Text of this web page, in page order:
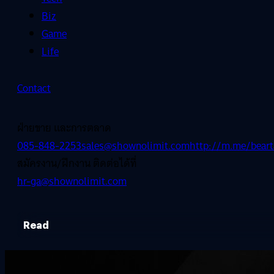
Biz
Game
Life
Contact
ฝ่ายขาย และการตลาด
085-848-2253sales@shownolimit.comhttp://m.me/
สมัครงาน/ฝึกงาน ติดต่อได้ที่
hr-ga@shownolimit.com
Read